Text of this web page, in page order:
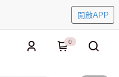
開啟APP
0